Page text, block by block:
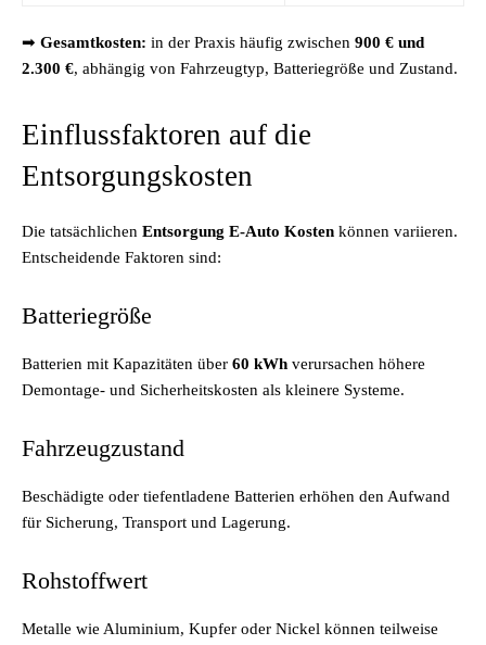
➡ Gesamtkosten: in der Praxis häufig zwischen 900 € und
2.300 €, abhängig von Fahrzeugtyp, Batteriegröße und Zustand.
Einflussfaktoren auf die
Entsorgungskosten
Die tatsächlichen Entsorgung E-Auto Kosten können variieren.
Entscheidende Faktoren sind:
Batteriegröße
Batterien mit Kapazitäten über 60 kWh verursachen höhere
Demontage- und Sicherheitskosten als kleinere Systeme.
Fahrzeugzustand
Beschädigte oder tiefentladene Batterien erhöhen den Aufwand
für Sicherung, Transport und Lagerung.
Rohstoffwert
Metalle wie Aluminium, Kupfer oder Nickel können teilweise